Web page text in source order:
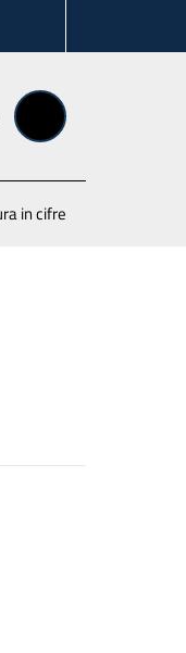
in cifre